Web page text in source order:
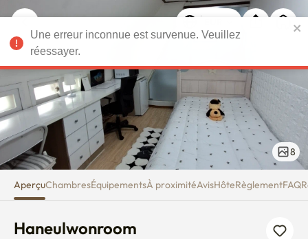
Haneulwonroom
8
AperçuChambresÉquipementsÀ proximitéAvisHôteRèglementFAQ
Haneulwonroom
Une erreur inconnue est survenue. Veuillez
réessayer.